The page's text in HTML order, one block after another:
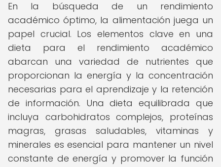
En la búsqueda de un rendimiento
académico óptimo, la alimentación juega un
papel crucial. Los elementos clave en una
dieta para el rendimiento académico
abarcan una variedad de nutrientes que
proporcionan la energía y la concentración
necesarias para el aprendizaje y la retención
de información. Una dieta equilibrada que
incluya carbohidratos complejos, proteínas
magras, grasas saludables, vitaminas y
minerales es esencial para mantener un nivel
constante de energía y promover la función